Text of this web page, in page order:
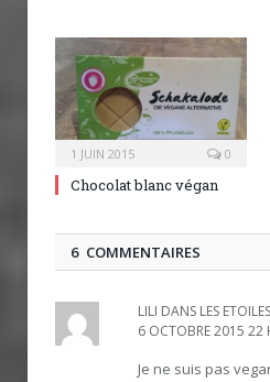
1 JUIN 2015 0
Chocolat blanc végan
6 COMMENTAIRES
LILI DANS LES ETOILES
6 OCTOBRE 2015 22
Je ne suis pas